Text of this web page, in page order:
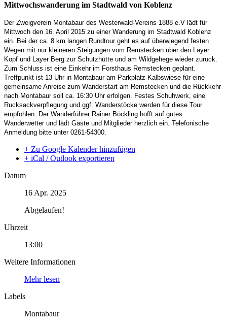
Mittwochswanderung im Stadtwald von Koblenz
Der Zweigverein Montabaur des Westerwald-Vereins 1888 e.V lädt für
Mittwoch den 16. April 2015 zu einer Wanderung im Stadtwald Koblenz
ein. Bei der ca. 8 km langen Rundtour geht es auf überwiegend festen
Wegen mit nur kleineren Steigungen vom Remstecken über den Layer
Kopf und Layer Berg zur Schutzhütte und am Wildgehege wieder zurück.
Zum Schluss ist eine Einkehr im Forsthaus Remstecken geplant.
Treffpunkt ist 13 Uhr in Montabaur am Parkplatz Kalbswiese für eine
gemeinsame Anreise zum Wanderstart am Remstecken und die Rückkehr
nach Montabaur soll ca. 16:30 Uhr erfolgen.
Festes Schuhwerk, eine
Rucksackverpflegung und ggf. Wanderstöcke werden für diese Tour
empfohlen.
DerWanderführer Rainer Böckling hofft auf gutes
Wanderwetter und lädt Gäste und Mitglieder herzlich ein. Telefonische
Anmeldung bitte unter 0261-54300
+ Zu Google Kalender hinzufügen
+ iCal / Outlook exportieren
Datum
16 Apr. 2025
Abgelaufen!
Uhrzeit
13:00
Weitere Informationen
Mehr lesen
Labels
Montabaur